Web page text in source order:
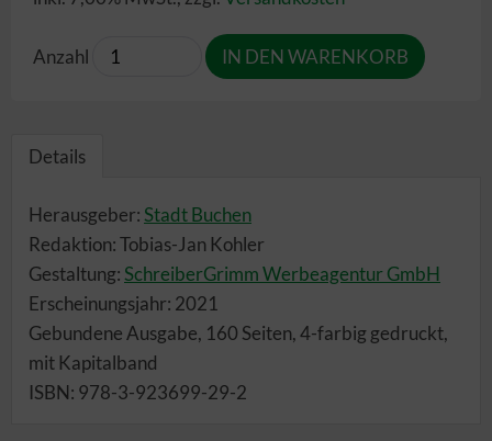
Anzahl
Details
Herausgeber: Stadt Buchen
Redaktion: Tobias-Jan Kohler
Gestaltung: SchreiberGrimm Werbeagentur GmbH
Erscheinungsjahr: 2021
Gebundene Ausgabe, 160 Seiten, 4-farbig gedruckt,
mit Kapitalband
ISBN: 978-3-923699-29-2